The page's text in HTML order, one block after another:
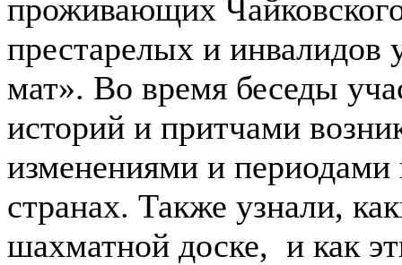
проживающих
престарелых и инвалидов
мат». Во время беседы
историй и притчами
изменениями и
странах. Также узнали,
шахматной доске, и как